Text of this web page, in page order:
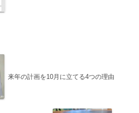
来年の計画を10月に立てる4つの理由